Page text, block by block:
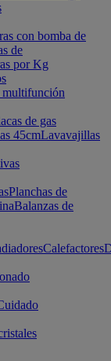
con bomba de
de
por Kg
de gas
45cmLavavajillas
Planchas de
Balanzas de
Calefactores